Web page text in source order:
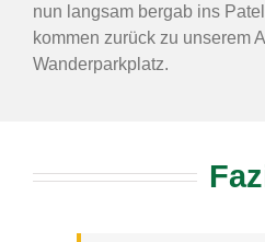
nun langsam bergab ins
kommen zurück zu unserem
Wanderparkplatz.